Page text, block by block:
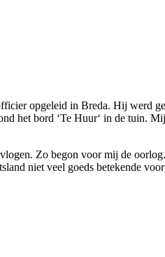
opgeleid in Breda. Hij werd
het bord ‘Te Huur‘ in de tuin.
Zo begon voor mij de
niet veel goeds betekende